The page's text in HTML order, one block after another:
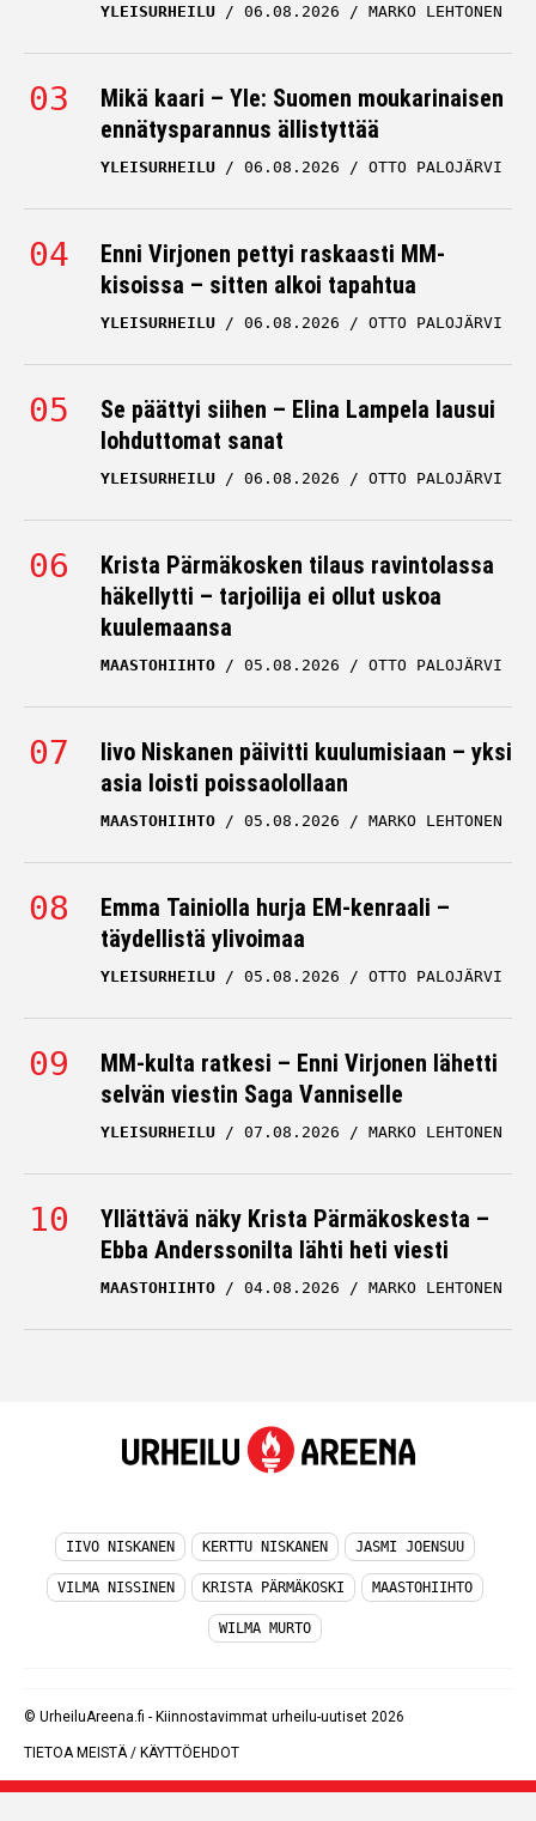
YLEISURHEILU 06.08.2026 MARKO LEHTONEN
Mikä kaari – Yle: Suomen moukarinaisen
ennätysparannus ällistyttää
YLEISURHEILU 06.08.2026 OTTO PALOJÄRVI
Enni Virjonen pettyi raskaasti MM-
kisoissa – sitten alkoi tapahtua
YLEISURHEILU 06.08.2026 OTTO PALOJÄRVI
Se päättyi siihen – Elina Lampela lausui
lohduttomat sanat
YLEISURHEILU 06.08.2026 OTTO PALOJÄRVI
Krista Pärmäkosken tilaus ravintolassa
häkellytti – tarjoilija ei ollut uskoa
kuulemaansa
MAASTOHIIHTO 05.08.2026 OTTO PALOJÄRVI
Iivo Niskanen päivitti kuulumisiaan – yksi
asia loisti poissaolollaan
MAASTOHIIHTO 05.08.2026 MARKO LEHTONEN
Emma Tainiolla hurja EM-kenraali –
täydellistä ylivoimaa
YLEISURHEILU 05.08.2026 OTTO PALOJÄRVI
MM-kulta ratkesi – Enni Virjonen lähetti
selvän viestin Saga Vanniselle
YLEISURHEILU 07.08.2026 MARKO LEHTONEN
Yllättävä näky Krista Pärmäkoskesta –
Ebba Anderssonilta lähti heti viesti
MAASTOHIIHTO 04.08.2026 MARKO LEHTONEN
IIVO NISKANEN KERTTU NISKANEN JASMI JOENSUU
VILMA NISSINEN KRISTA PÄRMÄKOSKI MAASTOHIIHTO
WILMA MURTO
© UrheiluAreena.fi - Kiinnostavimmat urheilu-uutiset 2026
TIETOA MEISTÄ/ KÄYTTÖEHDOT